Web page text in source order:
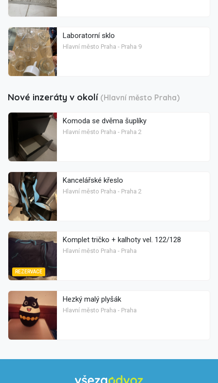
Laboratorní sklo
Hlavní město Praha - Praha 9
Nové inzeráty v okolí (Hlavní město Praha)
Komoda se dvěma šuplíky
Hlavní město Praha - Praha 2
Kancelářské křeslo
Hlavní město Praha - Praha 2
REZERVACE
Komplet tričko + kalhoty vel. 122/128
Hlavní město Praha - Praha
Hezký malý plyšák
Hlavní město Praha - Praha